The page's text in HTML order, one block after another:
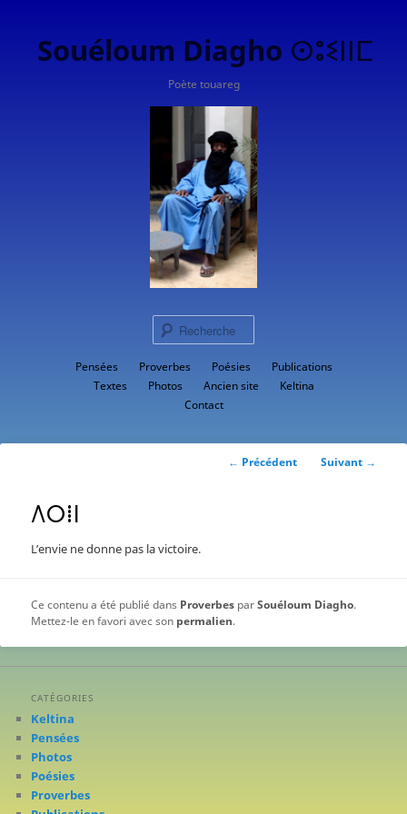
Souéloum Diagho ⵙⵓⵉⵏⵏⵎ
Poète touareg
Aller
au
contenu
Pensées Proverbes Poésies
Publications
Textes
Photos Ancien site
Keltina
Contact
Navigation
← Précédent Suivant →
ⴷⵔⵂⵏ
L’envie ne donne pas la victoire.
Ce contenu a été publié dans Proverbes parSouéloum Diagho.
Mettez-le en favori avec son permalien.
CATÉGORIES
Keltina
Pensées
Photos
Poésies
Proverbes